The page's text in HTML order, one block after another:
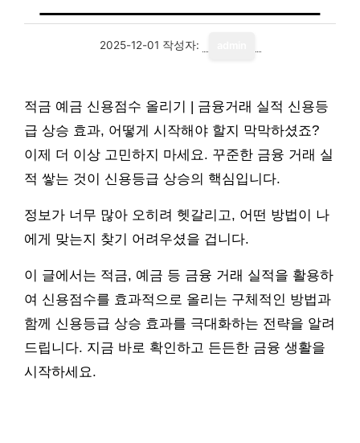
2025-12-01 작성자:
적금 예금 신용점수 올리기 | 금융거래 실적 신용등
급 상승 효과, 어떻게 시작해야 할지 막막하셨죠?
이제 더 이상 고민하지 마세요. 꾸준한 금융 거래 실
적 쌓는 것이 신용등급 상승의 핵심입니다.
정보가 너무 많아 오히려 헷갈리고, 어떤 방법이 나
에게 맞는지 찾기 어려우셨을 겁니다.
이 글에서는 적금, 예금 등 금융 거래 실적을 활용하
여 신용점수를 효과적으로 올리는 구체적인 방법과
함께 신용등급 상승 효과를 극대화하는 전략을 알려
드립니다. 지금 바로 확인하고 든든한 금융 생활을
시작하세요.